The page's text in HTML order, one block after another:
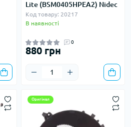
Lite (BSM0405HPEA2) Nidec
Код товару: 20217
В наявності
0
880 грн
Оригінал